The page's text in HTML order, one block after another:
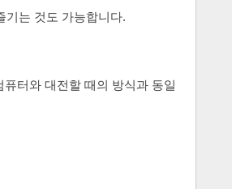
기는 것도 가능합니다.
터와 대전할 때의 방식과 동일